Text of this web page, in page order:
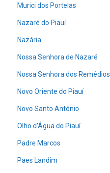
Murici dos Portelas
Nazaré do Piauí
Nazária
Nossa Senhora de Nazaré
Nossa Senhora dos Remédios
Novo Oriente do Piauí
Novo Santo Antônio
Olho d'Água do Piauí
Padre Marcos
Paes Landim